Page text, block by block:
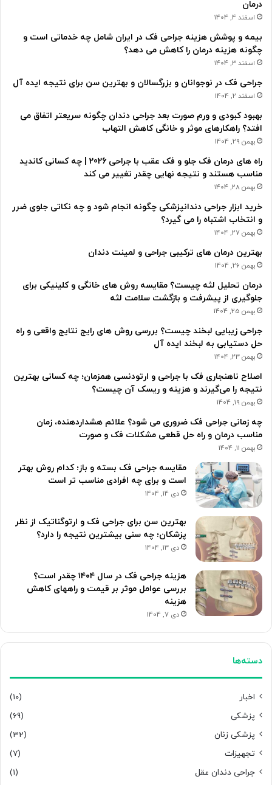
درمان
اسفند 4, 1404
بیمه و پوشش هزینه جراحی فک در ایران شامل چه خدماتی است و
چگونه هزینه درمان را کاهش می دهد؟
اسفند 3, 1404
جراحی فک در نوجوانان و بزرگسالان و بهترین سن برای نتیجه ایده آل
اسفند 2, 1404
بهبود کبودی و ورم صورت بعد جراحی دندان چگونه سریعتر اتفاق می
افتد؟ راهکارهای موثر و خانگی کاهش التهاب
بهمن 29, 1404
راه های درمان فک جلو و فک عقب با جراحی 2026 | چه کسانی کاندید
مناسب هستند و نتیجه نهایی چقدر تغییر می کند
بهمن 28, 1404
خرید ابزار جراحی دندانپزشکی چگونه انجام شود و چه نکاتی جلوی ضرر
و انتخاب اشتباه را می گیرد؟
بهمن 27, 1404
بهترین درمان های ترکیبی جراحی و لمینت دندان
بهمن 26, 1404
درمان تحلیل لثه چیست؟ مقایسه روش های خانگی و کلینیکی برای
جلوگیری از پیشرفت و بازگشت سلامت لثه
بهمن 25, 1404
جراحی زیبایی لبخند چیست؟ بررسی روش های رایج نتایج واقعی و راه
حل دستیابی به لبخند ایده آل
بهمن 23, 1404
اصلاح ناهنجاری فک با جراحی و ارتودنسی همزمان؛ چه کسانی بهترین
نتیجه را می‌گیرند و هزینه و ریسک آن چیست؟
بهمن 19, 1404
چه زمانی جراحی فک ضروری می شود؟ علائم هشداردهنده، زمان
مناسب درمان و راه حل قطعی مشکلات فک و صورت
بهمن 11, 1404
مقایسه جراحی فک بسته و باز؛ کدام روش بهتر
است و برای چه افرادی مناسب تر است
دی 14, 1404
بهترین سن برای جراحی فک و ارتوگناتیک از نظر
پزشکان؛ چه سنی بیشترین نتیجه را دارد؟
دی 13, 1404
هزینه جراحی فک در سال ۱۴۰۴ چقدر است؟
بررسی عوامل موثر بر قیمت و راههای کاهش
هزینه
دی 7, 1404
دسته‌ها
اخبار
(10)
پزشکی
(69)
پزشکی زنان
(32)
تجهیزات
(7)
جراحی دندان عقل
(1)